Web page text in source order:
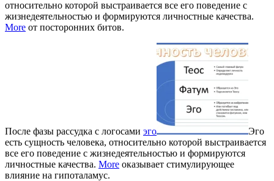
относительно которой выстраивается все его поведение с
жизнедеятельностью и формируются личностные качества.
More от посторонних битов.
После фазы рассудка с логосами эго
Эго
есть сущность человека, относительно которой выстраивается
все его поведение с жизнедеятельностью и формируются
личностные качества. More оказывает стимулирующее
влияние на гипоталамус.